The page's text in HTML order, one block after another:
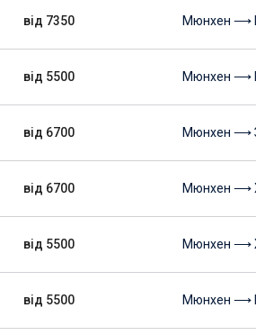
від 7350
від 5500
від 6700
від 6700
від 5500
від 5500
Мюнхен ⟶
Мюнхен ⟶
Мюнхен ⟶
Мюнхен ⟶
Мюнхен ⟶
Мюнхен ⟶